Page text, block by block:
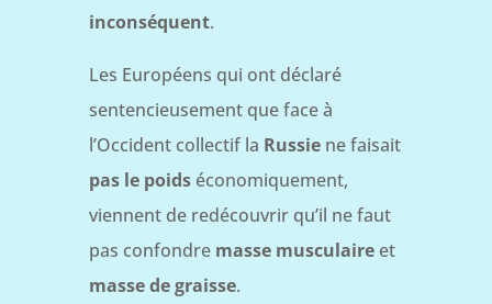
inconséquent.
Les Européens qui ont déclaré
sentencieusement que face à
l’Occident collectif la Russiene faisait
pas le poidséconomiquement,
viennent de redécouvrir qu’il ne faut
pas confondre masse musculaireet
masse de graisse.